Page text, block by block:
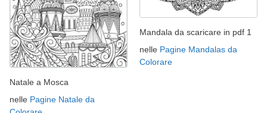
Natale a Mosca
nelle Pagine Natale da
Mandala da scaricare in pdf 1
nelle Pagine Mandalas da
Colorare